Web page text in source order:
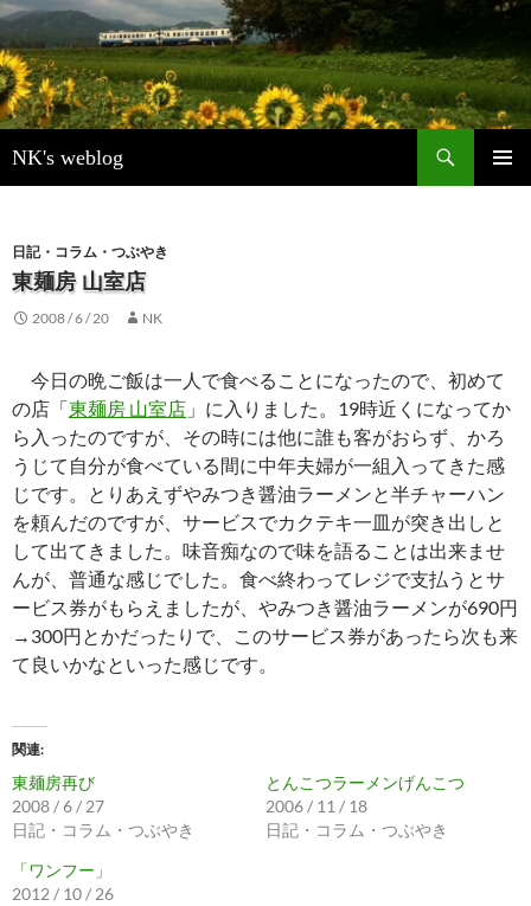
NK's weblog
索
ン
ツ
ス
プ
日記・コラム・つぶやき
東麺房 山室店
2008 / 6 / 20 NK
今日の晩ご飯は一人で食べることになったので、初めて
の店「東麺房 山室店 」に入りました。19時近くになってか
ら入ったのですが、その時には他に誰も客がおらず、かろ
うじて自分が食べている間に中年夫婦が一組入ってきた感
じです。とりあえずやみつき醤油ラーメンと半チャーハン
を頼んだのですが、サービスでカクテキ一皿が突き出しと
して出てきました。味音痴なので味を語ることは出来ませ
んが、普通な感じでした。食べ終わってレジで支払うとサ
ービス券がもらえましたが、やみつき醤油ラーメンが690円
→300円とかだったりで、このサービス券があったら次も来
て良いかなといった感じです。
関連
東麺房再び
2008 / 6 / 27
日記・コラム・つぶやき
とんこつラーメンげんこつ
2006 / 11 / 18
日記・コラム・つぶやき
「ワンフー」
2012 / 10 / 26